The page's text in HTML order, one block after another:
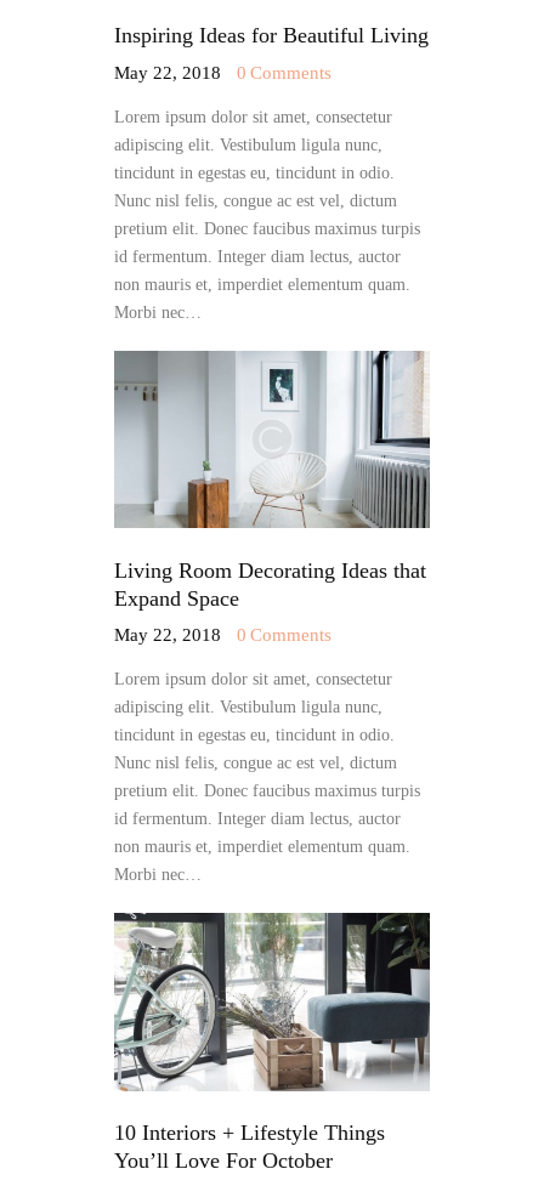
Inspiring Ideas for Beautiful Living
May 22, 2018 0 Comments
Lorem ipsum dolor sit amet, consectetur
adipiscing elit. Vestibulum ligula nunc,
tincidunt in egestas eu, tincidunt in odio.
Nunc nisl felis, congue ac est vel, dictum
pretium elit. Donec faucibus maximus turpis
id fermentum. Integer diam lectus, auctor
non mauris et, imperdiet elementum quam.
Morbi nec…
Living Room Decorating Ideas that
Expand Space
May 22, 2018 0 Comments
Lorem ipsum dolor sit amet, consectetur
adipiscing elit. Vestibulum ligula nunc,
tincidunt in egestas eu, tincidunt in odio.
Nunc nisl felis, congue ac est vel, dictum
pretium elit. Donec faucibus maximus turpis
id fermentum. Integer diam lectus, auctor
non mauris et, imperdiet elementum quam.
Morbi nec…
10 Interiors + Lifestyle Things
You’ll Love For October